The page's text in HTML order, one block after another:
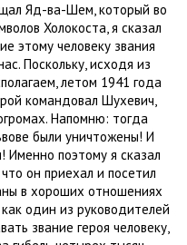
Яд-ва-Шем, который во
Холокоста, я сказал
этому человеку звания
Поскольку, исходя из
летом 1941 года
командовал Шухевич,
Напомню: тогда
были уничтожены! И
Именно поэтому я сказал
он приехал и посетил
в хороших отношениях
один из руководителей
звание героя человеку,